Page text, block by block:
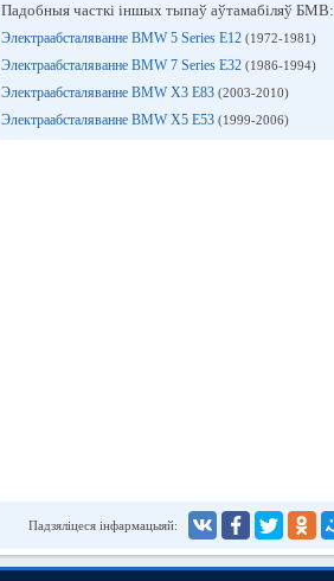
Падобныя часткі іншых тыпаў аўтамабіляў БМВ:
Электраабсталяванне BMW 5 Series E12 (1972-1981)
Электраабсталяванне BMW 7 Series E32 (1986-1994)
Электраабсталяванне BMW X3 E83 (2003-2010)
Электраабсталяванне BMW X5 E53 (1999-2006)
Падзяліцеся інфармацыяй: